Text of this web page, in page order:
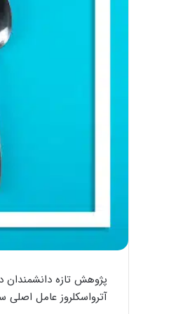
پژوهش تازه دانشمندان
آترواسکلروز عامل